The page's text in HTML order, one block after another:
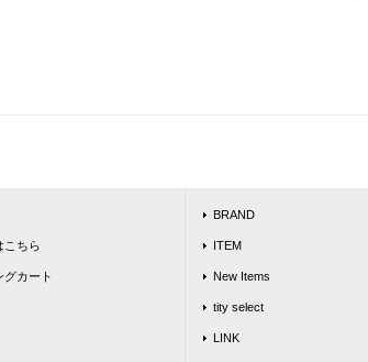
こちら
グカート
BRAND
ITEM
New Items
tity select
LINK